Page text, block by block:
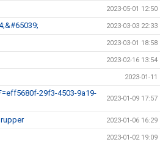
2023-05-01 12:50
2023-03-03 22:33
2023-03-01 18:58
2023-02-16 13:54
2023-01-11
29f3-4503-9a19-
2023-01-09 17:57
2023-01-06 16:29
2023-01-02 19:09